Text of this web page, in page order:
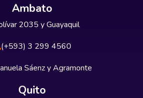
Ambato
2035 y Guayaquil
(+593) 3 299 4560
Sáenz y Agramonte
Quito